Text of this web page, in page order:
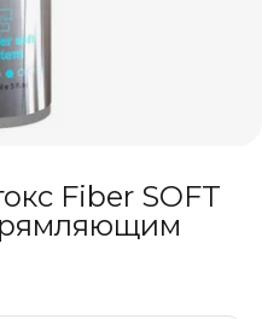
Fiber SOFT